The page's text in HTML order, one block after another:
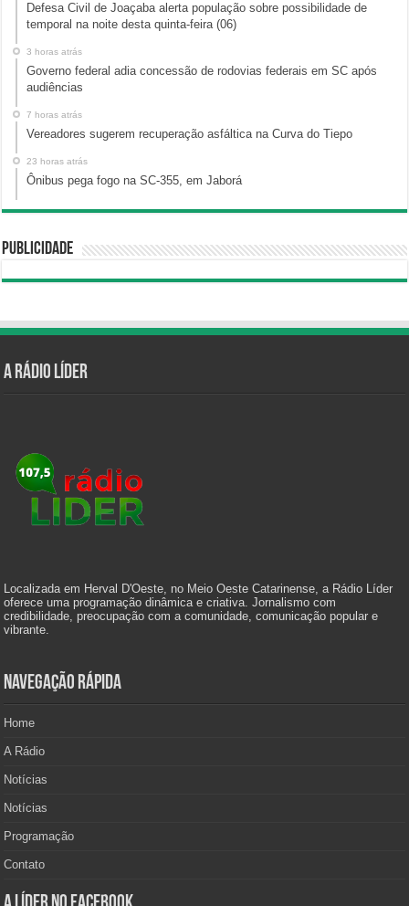
Defesa Civil de Joaçaba alerta população sobre possibilidade de
temporal na noite desta quinta-feira (06)
3 horas atrás
Governo federal adia concessão de rodovias federais em SC após
audiências
7 horas atrás
Vereadores sugerem recuperação asfáltica na Curva do Tiepo
23 horas atrás
Ônibus pega fogo na SC-355, em Jaborá
Publicidade
A Rádio Líder
Localizada em Herval D'Oeste, no Meio Oeste Catarinense, a Rádio Líder
oferece uma programação dinâmica e criativa. Jornalismo com
credibilidade, preocupação com a comunidade, comunicação popular e
vibrante.
Navegação Rápida
Home
A Rádio
Notícias
Notícias
Programação
Contato